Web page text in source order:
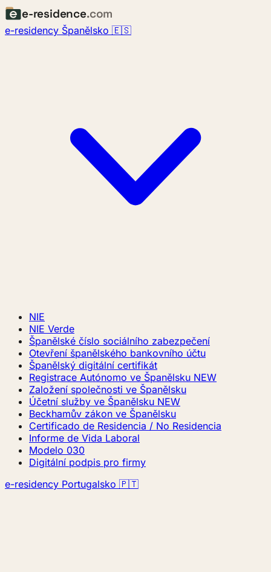
e-residence.com
e-residency Španělsko 🇪🇸
NIE
NIE Verde
Španělské číslo sociálního zabezpečení
Otevření španělského bankovního účtu
Španělský digitální certifikát
Registrace Autónomo ve Španělsku NEW
Založení společnosti ve Španělsku
Účetní služby ve Španělsku NEW
Beckhamův zákon ve Španělsku
Certificado de Residencia / No Residencia
Informe de Vida Laboral
Modelo 030
Digitální podpis pro firmy
e-residency Portugalsko 🇵🇹